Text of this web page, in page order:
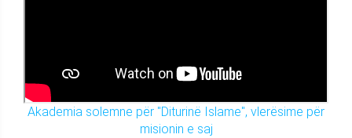
Akademia solemne për "Diturinë Islame", vlerësime për
misionin e saj